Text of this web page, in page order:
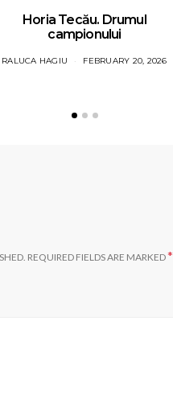
Horia Tecău. Drumul
campionului
RALUCA HAGIU FEBRUARY 20, 2026
REQUIRED FIELDS ARE MARKED*